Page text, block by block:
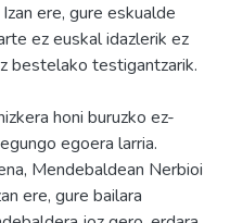
ere, gure eskualde
ez euskal idazlerik ez
bestelako testigantzarik.
honi buruzko ez-
egoera larria.
Mendebaldean Nerbioi
ere, gure bailara